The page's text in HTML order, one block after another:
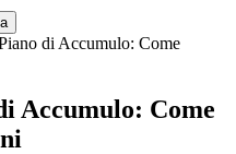
di Accumulo: Come
Accumulo: Come